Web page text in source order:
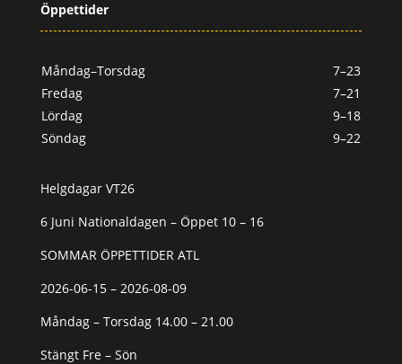
Öppettider
Måndag–Torsdag
7–23
Fredag
7–21
Lördag
9–18
Söndag
9–22
Helgdagar VT26
6 Juni Nationaldagen – Öppet 10 – 16
SOMMAR ÖPPETTIDER ATL
2026-06-15 – 2026-08-09
Måndag – Torsdag 14.00 – 21.00
Stängt Fre – Sön